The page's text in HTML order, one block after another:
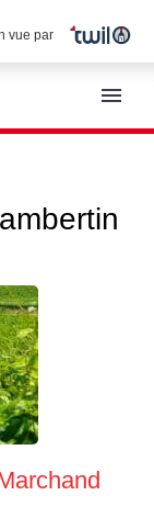
vue par